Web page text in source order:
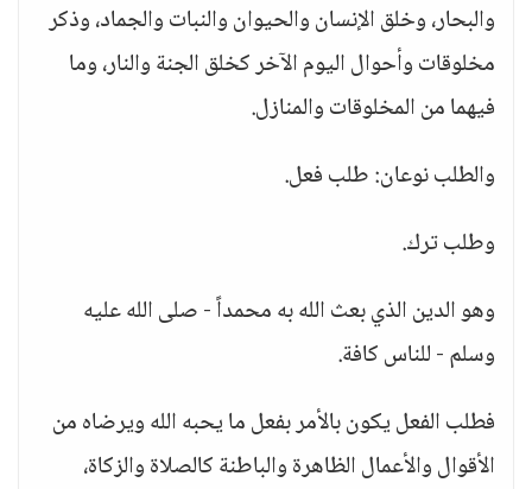
والبحار، وخلق الإنسان والحيوان والنبات والجماد، وذكر
مخلوقات وأحوال اليوم الآخر كخلق الجنة والنار، وما
فيهما من المخلوقات والمنازل.
والطلب نوعان: طلب فعل.
وطلب ترك.
وهو الدين الذي بعث الله به محمداً - صلى الله عليه
وسلم - للناس كافة.
فطلب الفعل يكون بالأمر بفعل ما يحبه الله ويرضاه من
الأقوال والأعمال الظاهرة والباطنة كالصلاة والزكاة،